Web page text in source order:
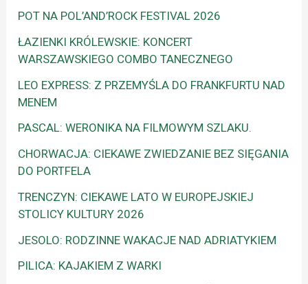
POT NA POL’AND’ROCK FESTIVAL 2026
ŁAZIENKI KRÓLEWSKIE: KONCERT
WARSZAWSKIEGO COMBO TANECZNEGO
LEO EXPRESS: Z PRZEMYŚLA DO FRANKFURTU NAD
MENEM
PASCAL: WERONIKA NA FILMOWYM SZLAKU.
CHORWACJA: CIEKAWE ZWIEDZANIE BEZ SIĘGANIA
DO PORTFELA
TRENCZYN: CIEKAWE LATO W EUROPEJSKIEJ
STOLICY KULTURY 2026
JESOLO: RODZINNE WAKACJE NAD ADRIATYKIEM
PILICA: KAJAKIEM Z WARKI